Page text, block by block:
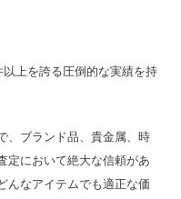
上を誇る圧倒的な実績を持
、ブランド品、貴金属、時
定において絶大な信頼があ
んなアイテムでも適正な価